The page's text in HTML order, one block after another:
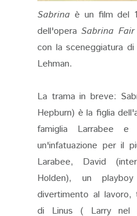
Sabrina è un film del
dell'operaSabrina Fair
con la sceneggiatura
Lehman.
La trama in breve:
Hepburn) è la figlia
famiglia Larrabee e
un'infatuazione per il
Larabee, David
Holden), un
divertimento al
di Linus ( Larry nel